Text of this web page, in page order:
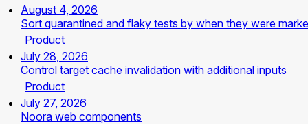
August 4, 2026
Sort quarantined and flaky tests by when they were
Product
July 28, 2026
Control target cache invalidation with additional inputs
Product
July 27, 2026
Noora web components